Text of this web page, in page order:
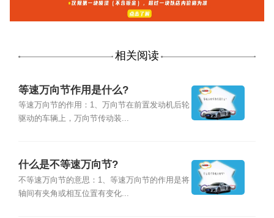
相关阅读
等速万向节作用是什么?
等速万向节的作用：1、万向节在前置发动机后轮
驱动的车辆上，万向节传动装...
什么是不等速万向节?
不等速万向节的意思：1、等速万向节的作用是将
轴间有夹角或相互位置有变化...